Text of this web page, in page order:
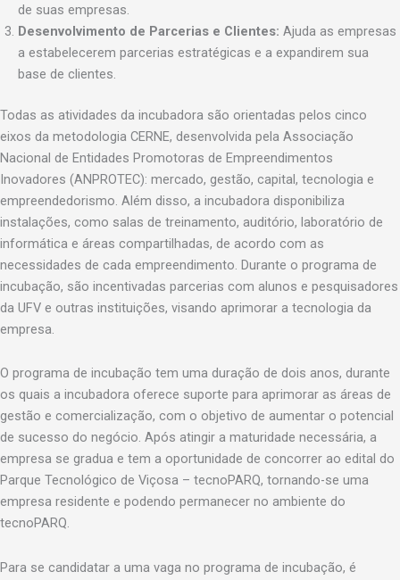
de suas empresas.
Desenvolvimento de Parcerias e Clientes: Ajuda as empresas
a estabelecerem parcerias estratégicas e a expandirem sua
base de clientes.
Todas as atividades da incubadora são orientadas pelos cinco
eixos da metodologia CERNE, desenvolvida pela Associação
Nacional de Entidades Promotoras de Empreendimentos
Inovadores (ANPROTEC): mercado, gestão, capital, tecnologia e
empreendedorismo. Além disso, a incubadora disponibiliza
instalações, como salas de treinamento, auditório, laboratório de
informática e áreas compartilhadas, de acordo com as
necessidades de cada empreendimento. Durante o programa de
incubação, são incentivadas parcerias com alunos e pesquisadores
da UFV e outras instituições, visando aprimorar a tecnologia da
empresa.
O programa de incubação tem uma duração de dois anos, durante
os quais a incubadora oferece suporte para aprimorar as áreas de
gestão e comercialização, com o objetivo de aumentar o potencial
de sucesso do negócio. Após atingir a maturidade necessária, a
empresa se gradua e tem a oportunidade de concorrer ao edital do
Parque Tecnológico de Viçosa – tecnoPARQ, tornando-se uma
empresa residente e podendo permanecer no ambiente do
tecnoPARQ.
Para se candidatar a uma vaga no programa de incubação, é